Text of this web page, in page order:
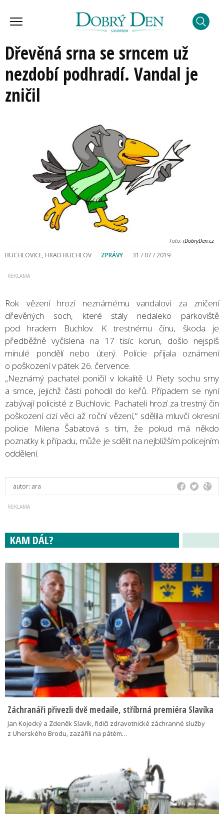
Dřevěná srna se srncem už
nezdobí podhradí. Vandal je
zničil
Foto: iDobryDen.cz
BUCHLOVICE, HRAD BUCHLOV ZPRÁVY 31 / 07 / 2019
Rok vězení hrozí neznámému vandalovi za zničení
dřevěných soch, které stály nedaleko parkoviště
pod hradem Buchlov. K trestnému činu, škoda je
předběžně vyčíslena na 17 tisíc korun, došlo nejspíš
minulé pondělí nebo úterý. Policie přijala oznámení
o poškození v pátek 26. července.
„Neznámý pachatel poničil v lokalitě U Piety sochu srny
a srnce, jejichž části pohodil do keřů. Případem se nyní
zabývají policisté z Buchlovic. Pachateli hrozí za trestný čin
poškození cizí věci až roční vězení,“ sdělila mluvčí okresní
policie Milena Šabatová s tím, že pokud má někdo
poznatky k případu, může je sdělit na nejbližším policejním
oddělení.
autor: ara
KAM DÁL?
Záchranáři přivezli dvě medaile, stříbrná premiéra Slavíka
Jan Kojecký a Zdeněk Slavík, řidiči zdravotnické záchranné služby
z Uherského Brodu, zazářili na pátém…